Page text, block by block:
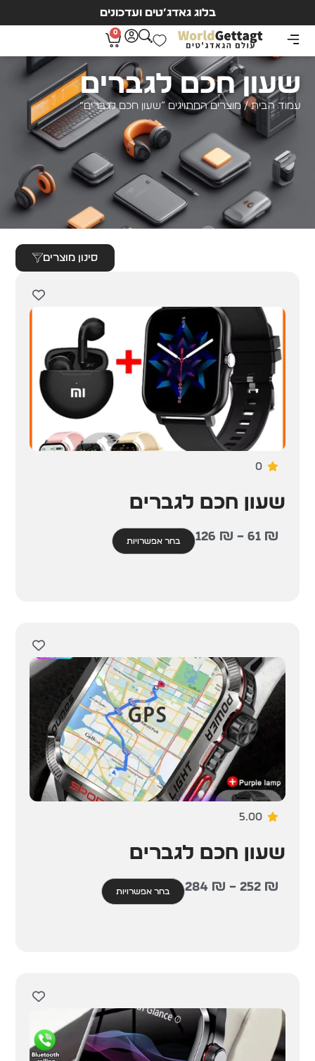
בלוג גאדג’טים ועדכונים
0
שעון חכם לגברים
עמוד הבית/ מוצרים המתויגים “שעון חכם לגברים”
סינון מוצרים
0
שעון חכם לגברים
61 ₪
–
126 ₪ בחר אפשרויות
5.00
שעון חכם לגברים
252 ₪
–
284 ₪ בחר אפשרויות